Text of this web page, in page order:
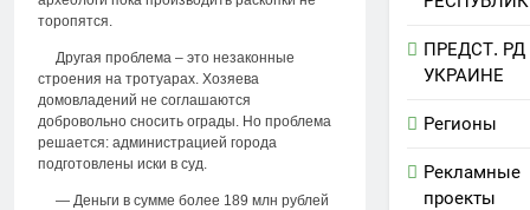
торопятся.
Другая проблема – это незаконные
строения на тротуарах. Хозяева
домовладений не соглашаются
добровольно сносить ограды. Но проблема
решается: администрацией города
подготовлены иски в суд.
— Деньги в сумме более 189 млн рублей
ПРЕДСТ. РД
УКРАИНЕ
Регионы
Рекламные
проекты